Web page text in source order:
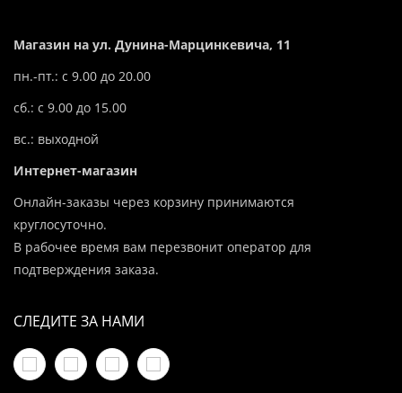
Магазин на ул. Дунина-Марцинкевича, 11
пн.-пт.: с 9.00 до 20.00
сб.: с 9.00 до 15.00
вс.: выходной
Интернет-магазин
Онлайн-заказы через корзину принимаются
круглосуточно.
В рабочее время вам перезвонит оператор для
подтверждения заказа.
СЛЕДИТЕ ЗА НАМИ